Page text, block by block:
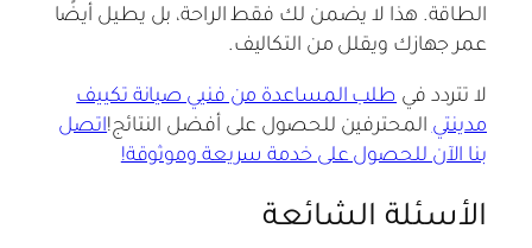
الطاقة. هذا لا يضمن لك فقط الراحة، بل يطيل أيضًا
عمر جهازك ويقلل من التكاليف.
لا تتردد في طلب المساعدة من فنيي صيانة تكييف
مدينتيالمحترفين للحصول على أفضل النتائج!اتصل
بنا الآن للحصول على خدمة سريعة وموثوقة!
الأسئلة الشائعة